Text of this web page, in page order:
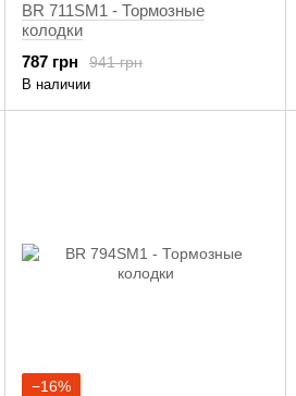
BR 711SM1 - Тормозные
колодки
941 грн
787 грн
В наличии
−16%